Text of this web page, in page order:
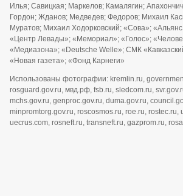
Илья; Савицкая; Маркелов; Камалягин;
Гордон; Жданов; Медведев; Федоров; Михаил
Муратов; Михаил Ходорковский; «Сова»;
«Центр Левады»; «Мемориал»; «Голос»;
«Медиазона»; «Deutsche Welle»; СМК
«Новая газета»; «Фонд Карнеги»
Использованы фотографии: kremlin.ru,
rosguard.gov.ru, мвд.рф, fsb.ru, sledcom.ru,
mchs.gov.ru, genproc.gov.ru, duma.gov.ru,
minpromtorg.gov.ru, roscosmos.ru, roe.ru, rostec.ru,
uecrus.com, rosneft.ru, transneft.ru, gazprom.ru,